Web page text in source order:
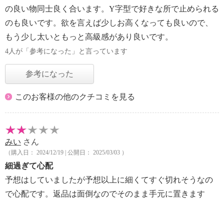
の良い物同士良く合います。Y字型で好きな所で止められる
のも良いです。欲を言えば少しお高くなっても良いので、
もう少し太いともっと高級感があり良いです。
4人が「参考になった」と言っています
参考になった
このお客様の他のクチコミを見る
みい さん
（購入日： 2024/12/19 | 公開日： 2025/03/03 ）
細過ぎて心配
予想はしていましたが予想以上に細くてすぐ切れそうなの
で心配です。返品は面倒なのでそのまま手元に置きます